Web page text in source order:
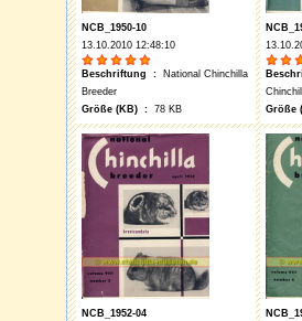
NCB_1950-10
13.10.2010 12:48:10
Beschriftung : National Chinchilla
Breeder
Größe (KB) : 78 KB
NCB_1952-04